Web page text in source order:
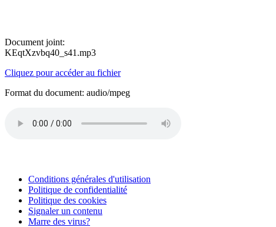
Document joint:
KEqtXzvbq40_s41.mp3
Cliquez pour accéder au fichier
Format du document: audio/mpeg
Conditions générales d'utilisation
Politique de confidentialité
Politique des cookies
Signaler un contenu
Marre des virus?